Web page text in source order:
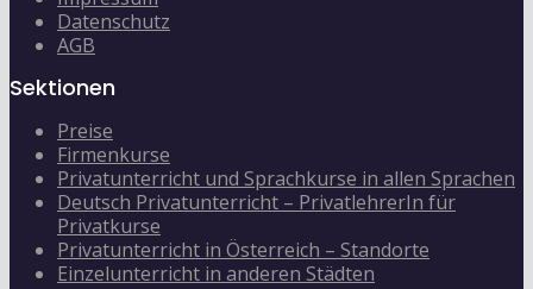
Datenschutz
AGB
Sektionen
Preise
Firmenkurse
Privatunterricht und Sprachkurse in allen Sprachen
Deutsch Privatunterricht – PrivatlehrerIn für
Privatkurse
Privatunterricht in Österreich – Standorte
Einzelunterricht in anderen Städten